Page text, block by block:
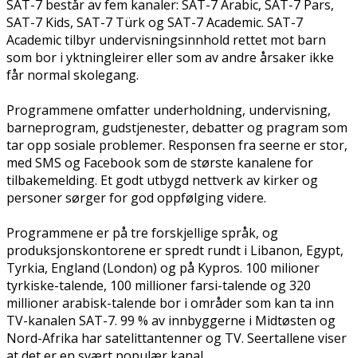
SAT-7 består av fem kanaler: SAT-7 Arabic, SAT-7 Pars,
SAT-7 Kids, SAT-7 Türk og SAT-7 Academic. SAT-7
Academic tilbyr undervisningsinnhold rettet mot barn
som bor i flyktningleirer eller som av andre årsaker ikke
får normal skolegang.
Programmene omfatter underholdning, undervisning,
barneprogram, gudstjenester, debatter og pragram som
tar opp sosiale problemer. Responsen fra seerne er stor,
med SMS og Facebook som de største kanalene for
tilbakemelding. Et godt utbygd nettverk av kirker og
personer sørger for god oppfølging videre.
Programmene er på tre forskjellige språk, og
produksjonskontorene er spredt rundt i Libanon, Egypt,
Tyrkia, England (London) og på Kypros. 100 milioner
tyrkiske-talende, 100 millioner farsi-talende og 320
millioner arabisk-talende bor i områder som kan ta inn
TV-kanalen SAT-7. 99 % av innbyggerne i Midtøsten og
Nord-Afrika har satelittantenner og TV. Seertallene viser